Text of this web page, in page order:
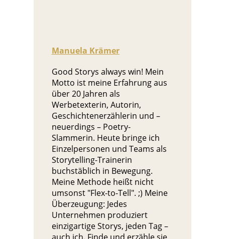
Manuela Krämer
Good Storys always win! Mein
Motto ist meine Erfahrung aus
über 20 Jahren als
Werbetexterin, Autorin,
Geschichtenerzählerin und –
neuerdings – Poetry-
Slammerin. Heute bringe ich
Einzelpersonen und Teams als
Storytelling-Trainerin
buchstäblich in Bewegung.
Meine Methode heißt nicht
umsonst "Flex-to-Tell". ;) Meine
Überzeugung: Jedes
Unternehmen produziert
einzigartige Storys, jeden Tag –